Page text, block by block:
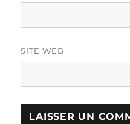
SITE WEB